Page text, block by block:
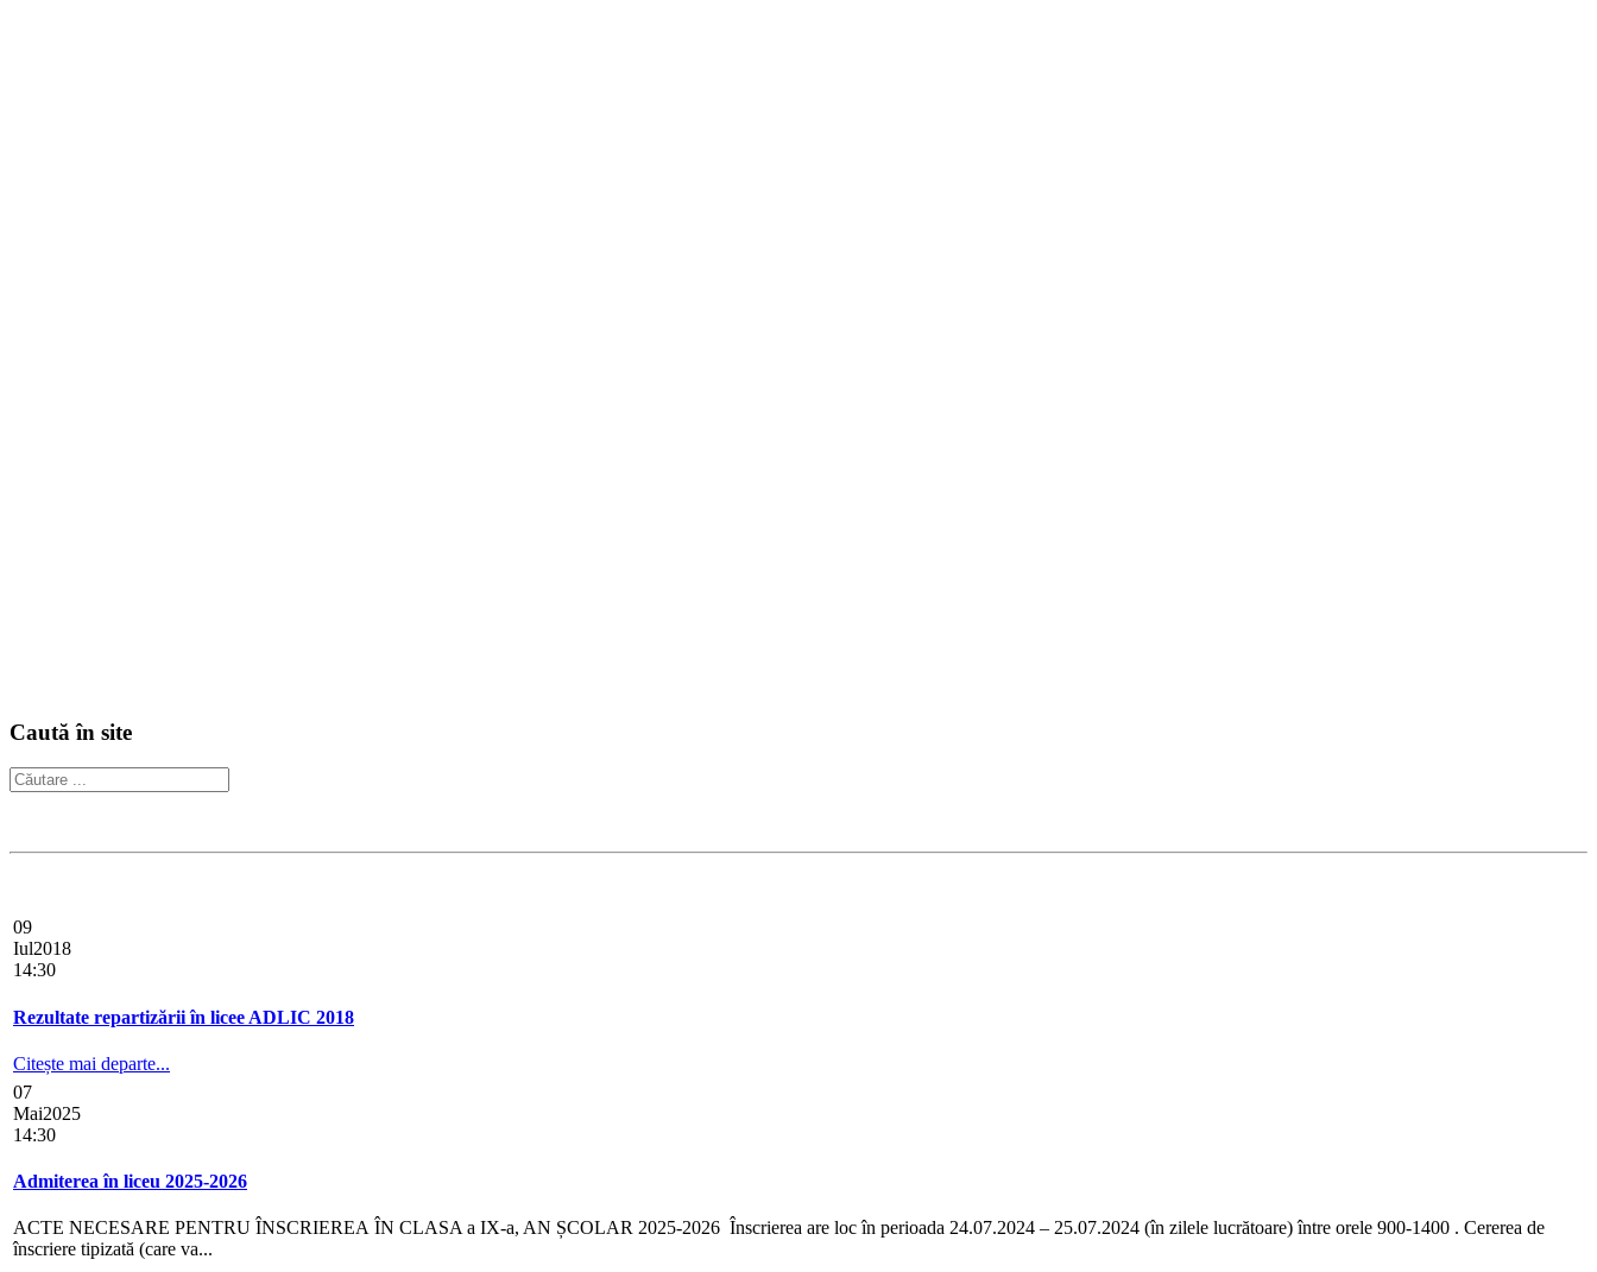
Caută în site
09
Iul2018
14:30
Rezultate repartizării în licee ADLIC 2018
Citește mai departe...
07
Mai2025
14:30
Admiterea în liceu 2025-2026
ACTE NECESARE PENTRU ÎNSCRIEREA ÎN CLASA a IX-a, AN ȘCOLAR 2025-2026 Înscrierea are loc în perioada 24.07.2024 – 25.07.2024 (în zilele lucrătoare) între orele 900-1400 . Cererea de
înscriere tipizată (care va...